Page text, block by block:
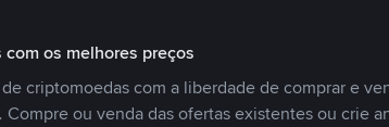
com os melhores preços
criptomoedas com a liberdade de comprar e
Compre ou venda das ofertas existentes ou crie